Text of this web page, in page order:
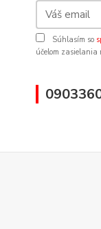
Súhlasím so
účelom zasielania